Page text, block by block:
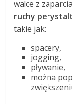
walce z
ruchy
takie jak:
spacery,
jogging,
pływanie,
można